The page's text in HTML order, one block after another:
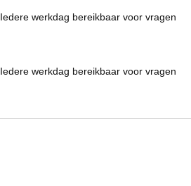
Iedere werkdag bereikbaar voor vragen
Iedere werkdag bereikbaar voor vragen